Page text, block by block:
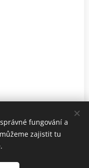
fungování a
zajistit tu